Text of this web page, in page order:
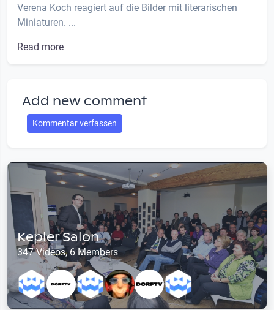
Verena Koch reagiert auf die Bilder mit literarischen
Miniaturen. ...
Read more
Add new comment
Kommentar verfassen
Kepler Salon
347 Videos, 6 Members